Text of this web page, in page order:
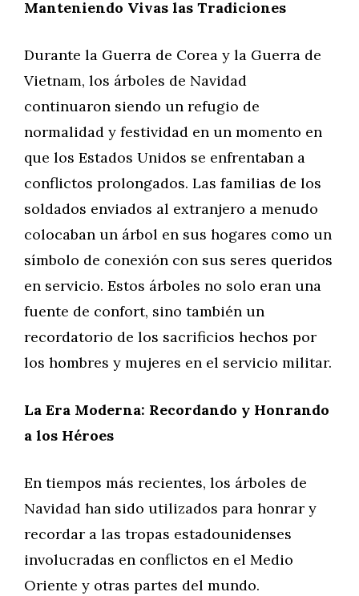
Manteniendo Vivas las Tradiciones
Durante la Guerra de Corea y la Guerra de
Vietnam, los árboles de Navidad
continuaron siendo un refugio de
normalidad y festividad en un momento en
que los Estados Unidos se enfrentaban a
conflictos prolongados. Las familias de los
soldados enviados al extranjero a menudo
colocaban un árbol en sus hogares como un
símbolo de conexión con sus seres queridos
en servicio. Estos árboles no solo eran una
fuente de confort, sino también un
recordatorio de los sacrificios hechos por
los hombres y mujeres en el servicio militar.
La Era Moderna: Recordando y Honrando
a los Héroes
En tiempos más recientes, los árboles de
Navidad han sido utilizados para honrar y
recordar a las tropas estadounidenses
involucradas en conflictos en el Medio
Oriente y otras partes del mundo.